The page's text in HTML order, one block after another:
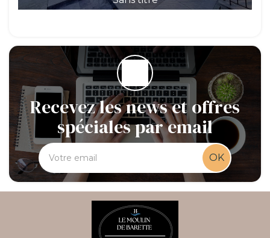
Recevez les news et offres
spéciales par email
OK